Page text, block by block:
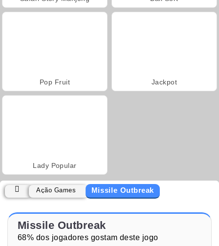
Pop Fruit Jackpot
Lady Popular
Ação Games Missile Outbreak
Missile Outbreak
68% dos jogadores gostam deste jogo